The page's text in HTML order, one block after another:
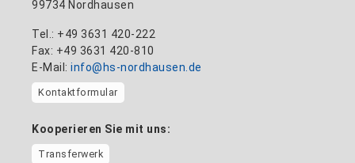
99734 Nordhausen
Tel.: +49 3631 420-222
Fax: +49 3631 420-810
E-Mail: info@hs-nordhausen.de
Kontaktformular
Kooperieren Sie mit uns:
Transferwerk